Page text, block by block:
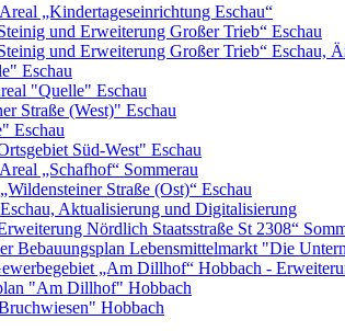
„Kindertageseinrichtung Eschau“
und Erweiterung Großer Trieb“ Eschau
und Erweiterung Großer Trieb“ Eschau,
Eschau
"Quelle" Eschau
Straße (West)" Eschau
Eschau
Süd-West" Eschau
„Schafhof“ Sommerau
Straße (Ost)“ Eschau
Aktualisierung und Digitalisierung
Nördlich Staatsstraße St 2308“
Bebauungsplan Lebensmittelmarkt "Die
„Am Dillhof“ Hobbach -
"Am Dillhof" Hobbach
Hobbach